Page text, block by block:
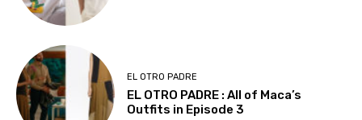
EL OTRO PADRE
EL OTRO PADRE : All of Maca’s
Outfits in Episode 3